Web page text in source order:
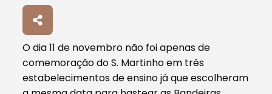
O dia 11 de novembro não foi apenas de
comemoração do S. Martinho em três
estabelecimentos de ensino já que escolheram